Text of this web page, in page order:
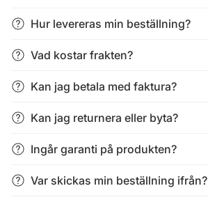
Hur levereras min beställning?
Vad kostar frakten?
Kan jag betala med faktura?
Kan jag returnera eller byta?
Ingår garanti på produkten?
Var skickas min beställning ifrån?